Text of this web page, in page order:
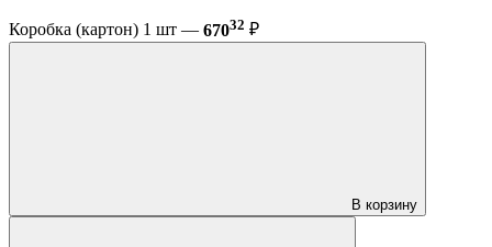
Коробка (картон) 1 шт — 67032 ₽
В корзину